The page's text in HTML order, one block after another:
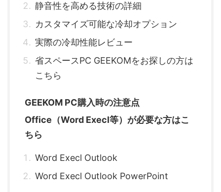
静音性を高める技術の詳細
カスタマイズ可能な冷却オプション
実際の冷却性能レビュー
省スペースPC GEEKOMをお探しの方は
こちら
GEEKOM PC購入時の注意点
Office（Word Execl等）が必要な方はこ
ちら
Word Execl Outlook
Word Execl Outlook PowerPoint